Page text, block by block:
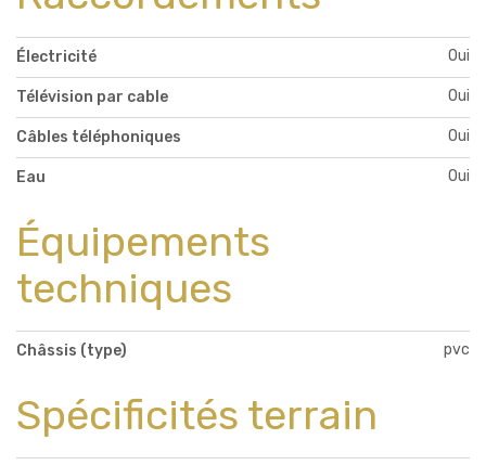
Électricité Oui
Télévision par cable Oui
Câbles téléphoniques Oui
Eau Oui
Équipements
techniques
Châssis (type) pvc
Spécificités terrain